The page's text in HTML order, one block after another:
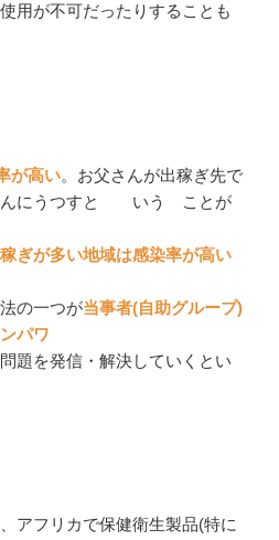
用が不可だったりすることも
が高い。お父さんが出稼ぎ先で
んにうつすと いう ことが
ぎが多い地域は感染率が高い
の一つが当事者(自助グループ)
ンパワ
題を発信・解決していくとい
アフリカで保健衛生製品(特に